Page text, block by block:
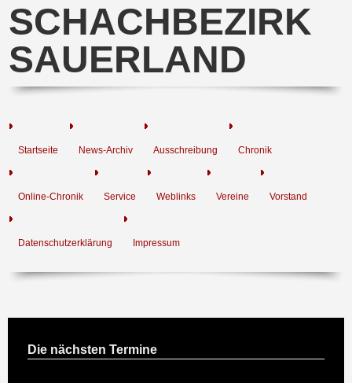
SCHACHBEZIRK
SAUERLAND
Startseite News-Archiv Ausschreibung Chronik
Online-Chronik Service Weblinks Vereine Vorstand
Datenschutzerklärung Impressum
Die nächsten Termine